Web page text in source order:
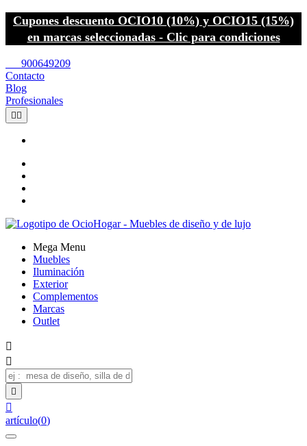
Cupones descuento OCIO10 (10%) y OCIO15 (15%)
en marcas seleccionadas - Clic para condiciones
900649209
Contacto
Blog
Profesionales
 
Mega Menu
Muebles
Iluminación
Exterior
Complementos
Marcas
Outlet




artículo(0)